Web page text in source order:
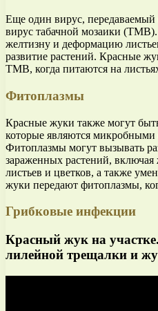
Еще один вирус,
вирус табачной мозаики
желтизну и деформацию
развитие растений. Красные
ТМВ, когда питаются на
Фитоплазмы
Красные жуки также могут
которые являются микробными
Фитоплазмы могут вызывать
зараженных растений,
листьев и цветков, а также
жуки передают фитоплазмы,
Грибковые инфекции
Красный жук на
лилейной трещалки и